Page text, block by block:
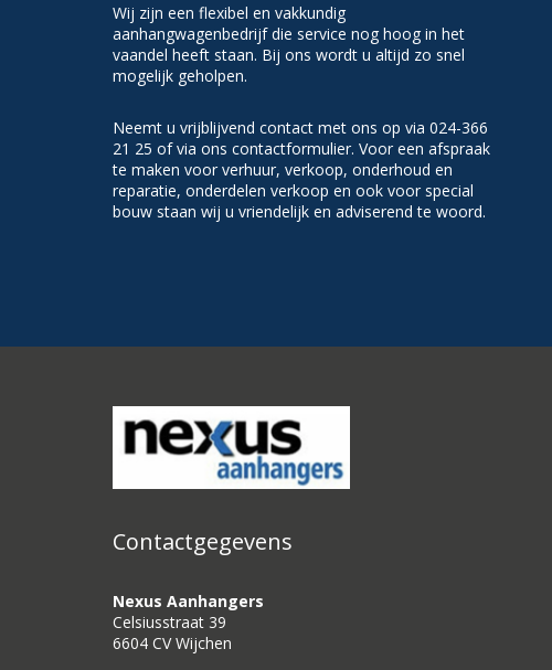
Wij zijn een flexibel en vakkundig
aanhangwagenbedrijf die service nog hoog in het
vaandel heeft staan. Bij ons wordt u altijd zo snel
mogelijk geholpen.
Neemt u vrijblijvend contact met ons op via 024-366
21 25 of via ons contactformulier. Voor een afspraak
te maken voor verhuur, verkoop, onderhoud en
reparatie, onderdelen verkoop en ook voor special
bouw staan wij u vriendelijk en adviserend te woord.
Contactgegevens
Nexus Aanhangers
Celsiusstraat 39
6604 CV Wijchen